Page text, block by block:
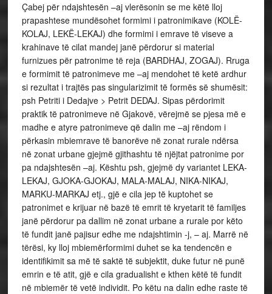
Çabej për ndajshtesën –aj vlerësonin se me këtë lloj
prapashtese mundësohet formimi i patronimikave (KOLË-
KOLAJ, LEKË-LEKAJ) dhe formimi i emrave të viseve a
krahinave të cilat mandej janë përdorur si material
furnizues për patronime të reja (BARDHAJ, ZOGAJ). Rruga
e formimit të patronimeve me –aj mendohet të ketë ardhur
si rezultat i trajtës pas singularizimit të formës së shumësit:
psh Petriti i Dedajve > Petrit DEDAJ. Sipas përdorimit
praktik të patronimeve në Gjakovë, vërejmë se pjesa më e
madhe e atyre patronimeve që dalin me –aj rëndom i
përkasin mbiemrave të banorëve në zonat rurale ndërsa
në zonat urbane gjejmë gjithashtu të njëjtat patronime por
pa ndajshtesën –aj. Kështu psh, gjejmë dy variantet LEKA-
LEKAJ, GJOKA-GJOKAJ, MALA-MALAJ, NIKA-NIKAJ,
MARKU-MARKAJ etj., gjë e cila jep të kuptohet se
patronimet e krijuar në bazë të emrit të kryetarit të familjes
janë përdorur pa dallim në zonat urbane a rurale por këto
të fundit janë pajisur edhe me ndajshtimin -j, – aj. Marrë në
tërësi, ky lloj mbiemërformimi duhet se ka tendencën e
identifikimit sa më të saktë të subjektit, duke futur në punë
emrin e të atit, gjë e cila gradualisht e kthen këtë të fundit
në mbiemër të vetë individit. Po këtu na dalin edhe raste të